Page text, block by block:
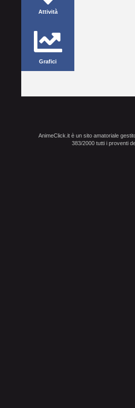
Attività
Grafici
AnimeClick.it è un sito amatoriale
383/2000 tutti i proventi